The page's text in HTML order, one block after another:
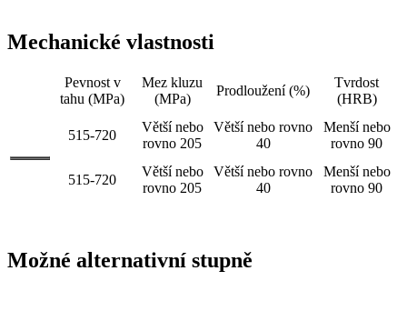
Mechanické vlastnosti
Pevnost v
tahu (MPa)
Mez kluzu
(MPa)
Prodloužení (%)
Tvrdost
(HRB)
515-720
Větší nebo
rovno 205
Větší nebo rovno
40
Menší nebo
rovno 90
515-720
Větší nebo
rovno 205
Větší nebo rovno
40
Menší nebo
rovno 90
Možné alternativní stupně